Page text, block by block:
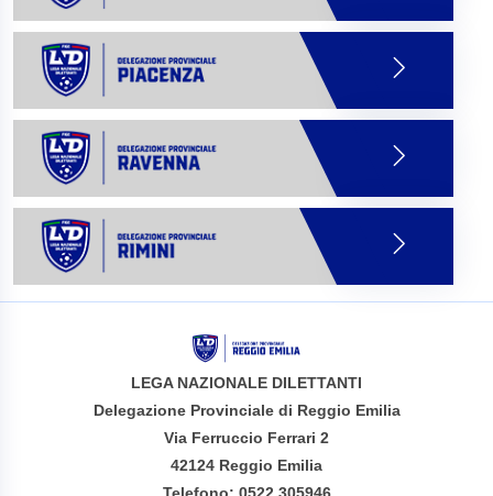
LEGA NAZIONALE DILETTANTI
Delegazione Provinciale di Reggio Emilia
Via Ferruccio Ferrari 2
42124 Reggio Emilia